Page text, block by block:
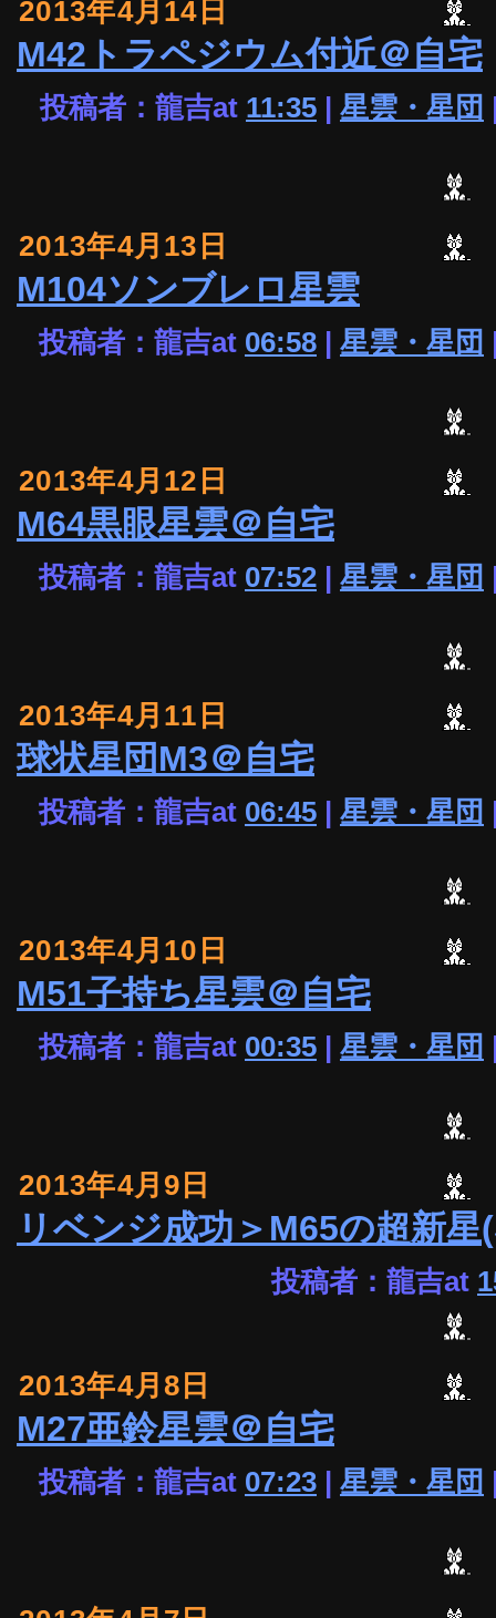
2013年4月14日
M42トラペジウム付近＠自宅
投稿者：龍吉at 11:35 | 星雲・星団
2013年4月13日
M104ソンブレロ星雲
投稿者：龍吉at 06:58 | 星雲・星団
2013年4月12日
M64黒眼星雲＠自宅
投稿者：龍吉at 07:52 | 星雲・星団
2013年4月11日
球状星団M3＠自宅
投稿者：龍吉at 06:45 | 星雲・星団
2013年4月10日
M51子持ち星雲＠自宅
投稿者：龍吉at 00:35 | 星雲・星団
2013年4月9日
リベンジ成功＞M65の超新星
投稿者：龍吉at
2013年4月8日
M27亜鈴星雲＠自宅
投稿者：龍吉at 07:23 | 星雲・星団